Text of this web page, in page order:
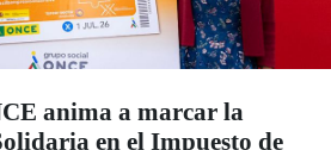
anima a marcar la
en el Impuesto de